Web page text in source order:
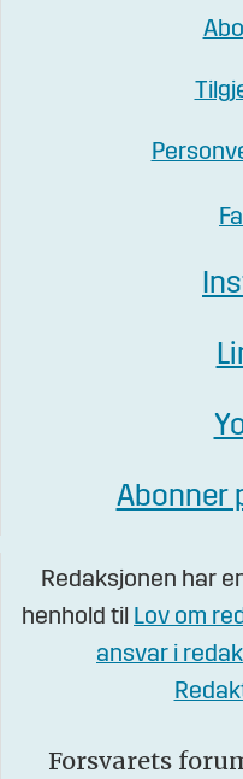
Abonner
Redaksjonen har
henhold til Lov om
ansvar i
Forsvarets